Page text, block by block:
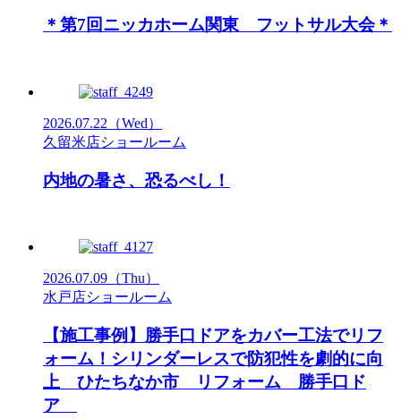
＊第7回ニッカホーム関東 フットサル大会＊
2026.07.22 （Wed）
久留米店ショールーム
内地の暑さ、恐るべし！
2026.07.09 （Thu）
水戸店ショールーム
【施工事例】勝手口ドアをカバー工法でリフ
ォーム！シリンダーレスで防犯性を劇的に向
上 ひたちなか市 リフォーム 勝手口ド
ア